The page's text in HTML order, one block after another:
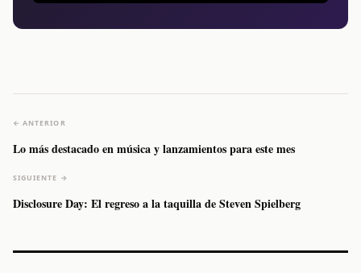
← ANTERIOR
Lo más destacado en música y lanzamientos para este mes
SIGUIENTE →
Disclosure Day: El regreso a la taquilla de Steven Spielberg